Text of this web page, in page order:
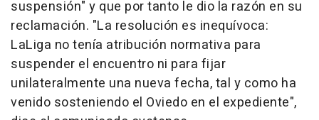
suspensión" y que por tanto le dio la razón en su
reclamación. "La resolución es inequívoca:
LaLiga no tenía atribución normativa para
suspender el encuentro ni para fijar
unilateralmente una nueva fecha, tal y como ha
venido sosteniendo el Oviedo en el expediente",